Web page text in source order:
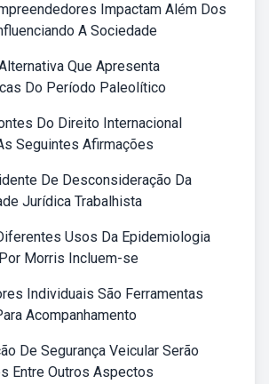
Impactam Além Dos
A Sociedade
Que Apresenta
Do Período Paleolítico
Do Direito Internacional
Seguintes Afirmações
De Desconsideração Da
Jurídica Trabalhista
Usos Da Epidemiologia
Morris Incluem-se
Individuais São Ferramentas
Acompanhamento
De Segurança Veicular Serão
Entre Outros Aspectos